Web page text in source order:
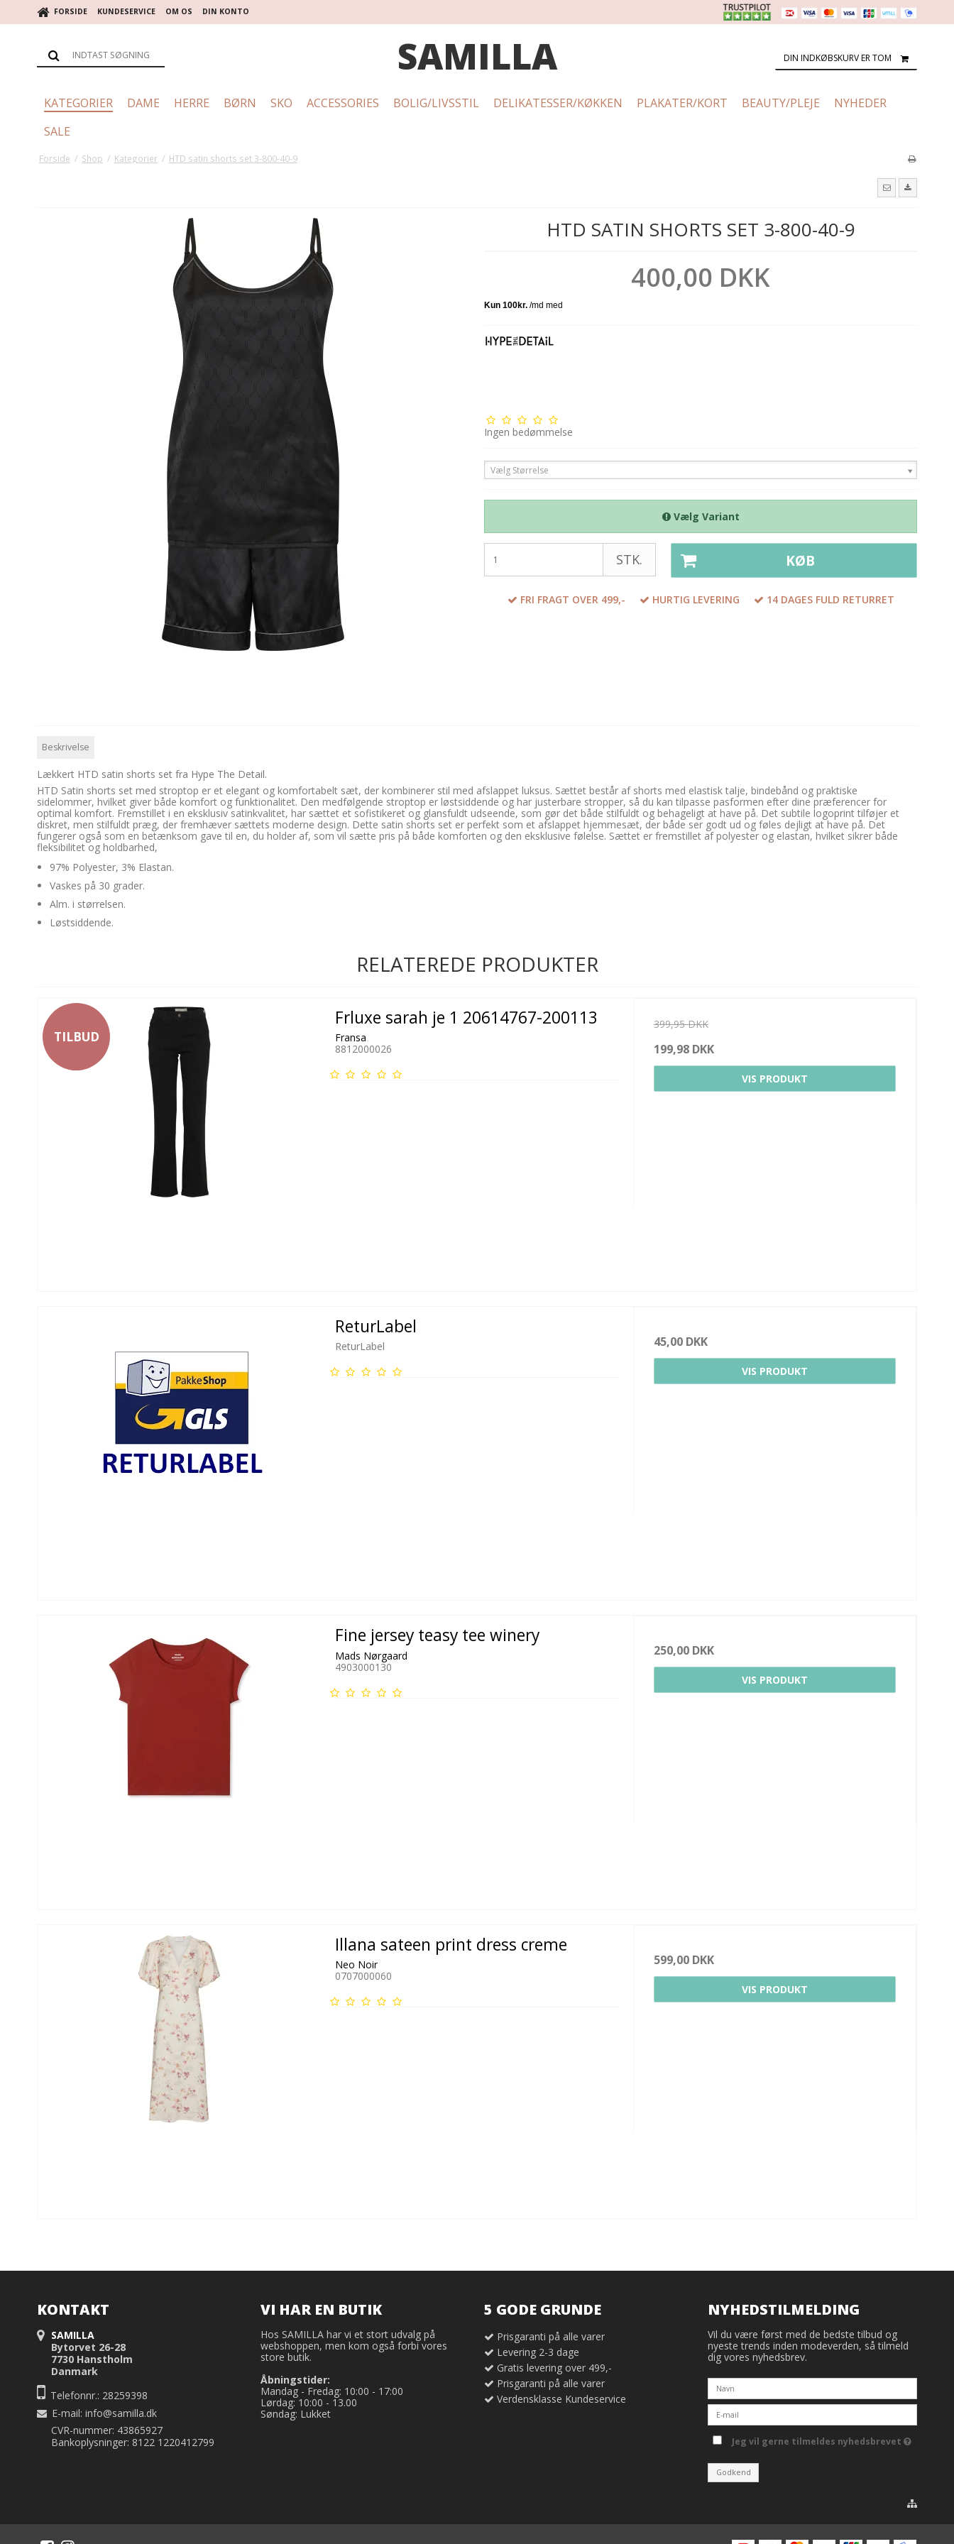
FORSIDE KUNDESERVICE OM OS DIN KONTO
SAMILLA DIN INDKØBSKURV ER TOM
KATEGORIER DAME HERRE BØRN SKO ACCESSORIES BOLIG/LIVSSTIL DELIKATESSER/KØKKEN PLAKATER/KORT BEAUTY/PLEJE
NYHEDER
SALE
Forside / Shop / Kategorier / HTD satin shorts set 3-800-40-9
HTD SATIN SHORTS SET 3-800-40-9
400,00 DKK
Ingen bedømmelse
Vælg Størrelse
Vælg Variant
STK. KØB
FRI FRAGT OVER 499,- HURTIG LEVERING 14 DAGES FULD RETURRET
Beskrivelse
Lækkert HTD satin shorts set fra Hype The Detail.
HTD Satin shorts set med stroptop er et elegant og komfortabelt sæt, der kombinerer stil med afslappet luksus. Sættet består af shorts med elastisk talje, bindebånd og praktiske
sidelommer, hvilket giver både komfort og funktionalitet. Den medfølgende stroptop er løstsiddende og har justerbare stropper, så du kan tilpasse pasformen efter dine præferencer for
optimal komfort. Fremstillet i en eksklusiv satinkvalitet, har sættet et sofistikeret og glansfuldt udseende, som gør det både stilfuldt og behageligt at have på. Det subtile logoprint tilføjer et
diskret, men stilfuldt præg, der fremhæver sættets moderne design. Dette satin shorts set er perfekt som et afslappet hjemmesæt, der både ser godt ud og føles dejligt at have på. Det
fungerer også som en betænksom gave til en, du holder af, som vil sætte pris på både komforten og den eksklusive følelse. Sættet er fremstillet af polyester og elastan, hvilket sikrer både
fleksibilitet og holdbarhed,
97% Polyester, 3% Elastan.
Vaskes på 30 grader.
Alm. i størrelsen.
Løstsiddende.
RELATEREDE PRODUKTER
TILBUD
Frluxe sarah je 1 20614767-200113
Fransa
8812000026
399,95 DKK
199,98 DKK
VIS PRODUKT
ReturLabel
ReturLabel 45,00 DKK
VIS PRODUKT
Fine jersey teasy tee winery
Mads Nørgaard
4903000130
250,00 DKK
VIS PRODUKT
Illana sateen print dress creme
Neo Noir
0707000060
599,00 DKK
VIS PRODUKT
KONTAKT
SAMILLA
Bytorvet 26-28
7730 Hanstholm
Danmark
Telefonnr.: 28259398
E-mail: info@samilla.dk
CVR-nummer: 43865927
Bankoplysninger: 8122 1220412799
VI HAR EN BUTIK
Hos SAMILLA har vi et stort udvalg på
webshoppen, men kom også forbi vores
store butik.
Åbningstider:
Mandag - Fredag: 10:00 - 17:00
Lørdag: 10:00 - 13.00
Søndag: Lukket
5 GODE GRUNDE
Prisgaranti på alle varer
Levering 2-3 dage
Gratis levering over 499,-
Prisgaranti på alle varer
Verdensklasse Kundeservice
NYHEDSTILMELDING
Vil du være først med de bedste tilbud og
nyeste trends inden modeverden, så tilmeld
dig vores nyhedsbrev.
Jeg vil gerne tilmeldes nyhedsbrevet
Godkend